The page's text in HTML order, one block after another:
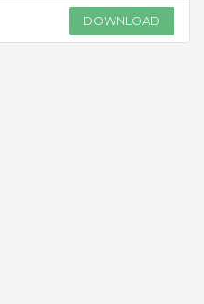
DOWNLOAD